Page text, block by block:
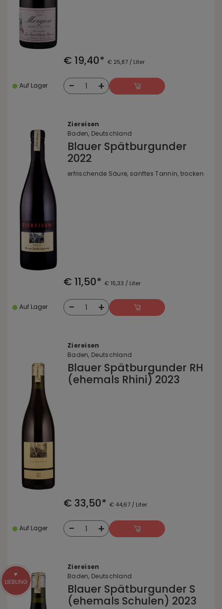
€ 19,40* € 25,87 / Liter
Auf Lager - 1 +
Ziereisen
Baden, Deutschland
Blauer Spätburgunder
2022
erfrischende Säure, sanftes Tannin, trocken
€ 11,50* € 15,33 / Liter
Auf Lager - 1 +
Ziereisen
Baden, Deutschland
Blauer Spätburgunder RH
(ehemals Rhini) 2023
€ 33,50* € 44,67 / Liter
Auf Lager - 1 +
Ziereisen
Baden, Deutschland
Blauer Spätburgunder S
(ehemals Schulen) 2023